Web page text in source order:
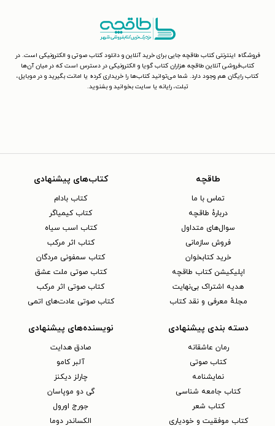
فروشگاه اینترنتی کتاب طاقچه جایی برای خرید آنلاین و دانلود کتاب صوتی و الکترونیکی است. در
کتاب‌فروشی آنلاین طاقچه هزاران کتاب گویا و الکترونیکی در دسترس است که در میان آن‌ها
کتاب رایگان هم وجود دارد. شما می‌توانید کتاب‌ها را خریداری کرده یا امانت بگیرید و در موبایل،
تبلت، رایانه یا سایت بخوانید و بشنوید.
طاقچه
تماس با ما
دربارهٔ طاقچه
سوال‌های متداول
فروش سازمانی
خرید کتابخوان
اپلیکیشن کتاب طاقچه
هدیه اشتراک بی‌نهایت
مجلهٔ معرفی و نقد کتاب
کتاب‌های پیشنهادی
کتاب بادام
کتاب کیمیاگر
کتاب اسب سیاه
کتاب اثر مرکب
کتاب سمفونی مردگان
کتاب صوتی ملت عشق
کتاب صوتی اثر مرکب
کتاب صوتی عادت‌های اتمی
دسته بندی پیشنهادی
رمان عاشقانه
کتاب‌ صوتی
نمایشنامه
کتاب جامعه شناسی
کتاب شعر
کتاب موفقیت و خودیاری
نویسنده‌های پیشنهادی
صادق هدایت
آلبر کامو
چارلز دیکنز
گی دو موپاسان
جورج اورول
الکساندر دوما